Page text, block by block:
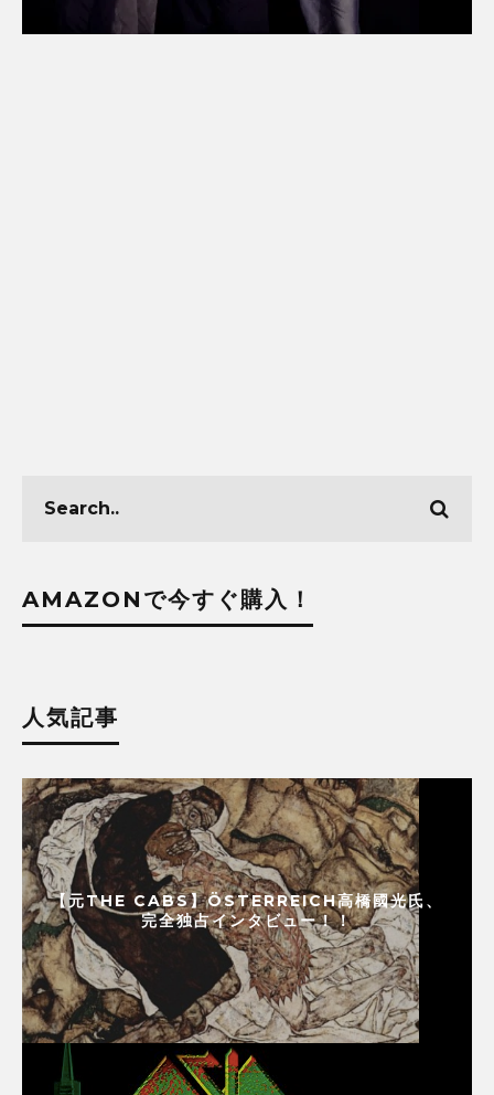
AMAZONで今すぐ購入！
人気記事
【元THE CABS】ÖSTERREICH高橋國光氏、
完全独占インタビュー！！